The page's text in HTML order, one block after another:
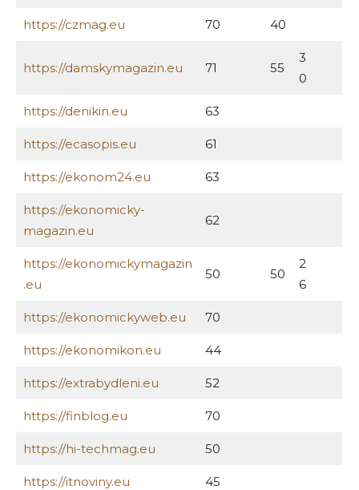
https://czmag.eu 70 40
https://damskymagazin.eu 71 55
3
0
https://denikin.eu 63
https://ecasopis.eu 61
https://ekonom24.eu 63
https://ekonomicky-
magazin.eu
62
https://ekonomickymagazin
.eu
50 50
2
6
https://ekonomickyweb.eu 70
https://ekonomikon.eu 44
https://extrabydleni.eu 52
https://finblog.eu 70
https://hi-techmag.eu 50
https://itnoviny.eu 45